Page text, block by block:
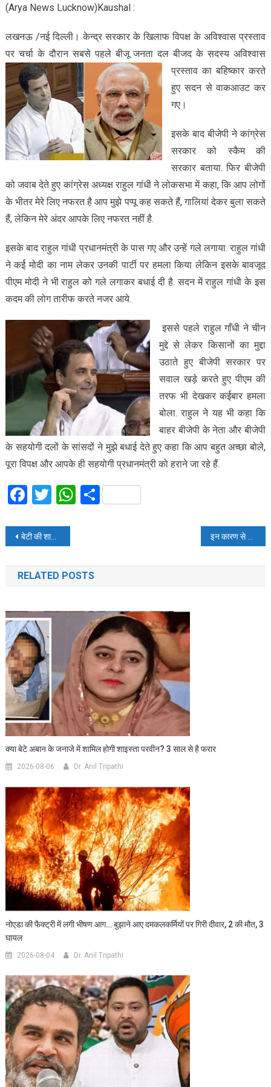
(Arya News Lucknow)Kaushal :
लखनऊ /नई दिल्ली। केन्द्र सरकार के खिलाफ विपक्ष के अविश्वास प्रस्ताव
पर चर्चा के दौरान सबसे पहले बीजू जनता दल बीजद के सदस्यअविश्वास
प्रस्ताव का बहिष्कार करते
हुए सदन से वाकआउट कर
गए।
इसके बाद बीजेपी ने कांग्रेस
सरकार को स्कैम की
सरकार बताया. फिर बीजेपी
को जवाब देते हुए कांग्रेस अध्यक्ष राहुल गांधी ने लोकसभा में कहा, कि आप लोगों
के भीतर मेरे लिए नफरत है आप मुझे पप्पू कह सकते हैं, गालियां देकर बुला सकते
हैं, लेकिन मेरे अंदर आपके लिए नफरत नहीं है.
इसके बाद राहुल गांधी प्रधानमंत्री के पास गए और उन्हें गले लगाया. राहुल गांधी
ने कर्ई मोदी का नाम लेकर उनकी पार्टी पर हमला किया लेकिन इसके बावजूद
पीएम मोदी ने भी राहुल को गले लगाकर बधाई दी है. सदन में राहुल गांधी के इस
कदम की लोग तारीफ करते नजर आये.
इससे पहले राहुल गाँधी ने चीन
मुद्दे से लेकर किसानों का मुद्दा
उठाते हुए बीजेपी सरकार पर
सवाल खड़े करते हुए पीएम की
तरफ भी देखकर कर्ईबार हमला
बोला. राहुल ने यह भी कहा कि
बाहर बीजेपी के नेता और बीजेपी
के सहयोगी दलों के सांसदों ने मुझे बधाई देते हुए कहा कि आप बहुत अच्छा बोले,
पूरा विपक्ष और आपके ही सहयोगी प्रधानमंत्री को हराने जा रहे हैं.
Facebook
Twitter
WhatsApp
Share
Post
navigation
बेटी की शादी के सपने टूटे, चोरों ने किया घर साफ
RELATED POSTS
क्या बेटे अबान के जनाजे में शामिल होगी शाइस्ता परवीन? 3 साल से है फरार
2026-08-06 Dr. Anil Tripathi
नोएडा की फैक्ट्री में लगी भीषण आग… बुझाने आए दमकलकर्मियों पर गिरी दीवार, 2 की मौत, 3
घायल
2026-08-04 Dr. Anil Tripathi